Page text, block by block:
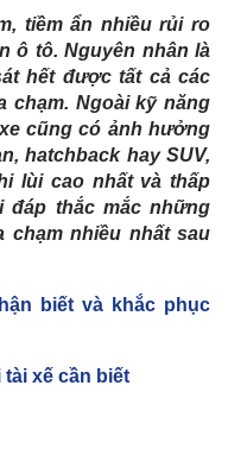
tiềm ẩn nhiều rủi ro
ô tô. Nguyên nhân là
hết được tất cả các
chạm. Ngoài kỹ năng
cũng có ảnh hưởng
hatchback hay SUV,
lùi cao nhất và thấp
đáp thắc mắc những
nhiều nhất sau
biết và khắc phục
tài xế cần biết